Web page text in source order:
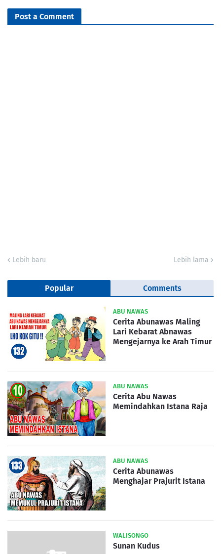
Post a Comment
Lebih baru Lebih lama
Popular Comments
ABU NAWAS
Cerita Abunawas Maling
Lari Kebarat Abnawas
Mengejarnya ke Arah Timur
ABU NAWAS
Cerita Abu Nawas
Memindahkan Istana Raja
ABU NAWAS
Cerita Abunawas
Menghajar Prajurit Istana
WALISONGO
Sunan Kudus